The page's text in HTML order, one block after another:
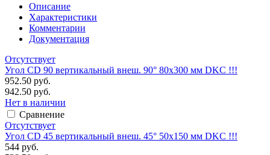
Описание
Характеристики
Комментарии
Документация
Отсутствует
Угол CD 90 вертикальный внеш. 90° 80х300 мм DKC !!!
952.50 руб.
942.50 руб.
Нет в наличии
Сравнение
Отсутствует
Угол CD 45 вертикальный внеш. 45° 50х150 мм DKC !!!
544 руб.